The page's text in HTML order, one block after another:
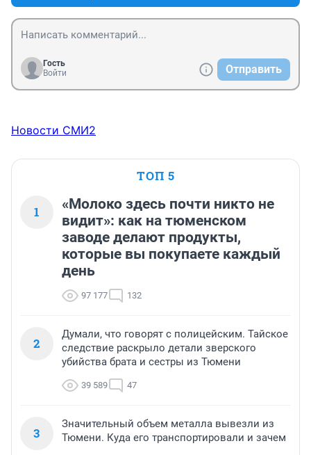
Гость
Войти
Отправить
Новости СМИ2
ТОП 5
1
«Молоко здесь почти никто не
видит»: как на тюменском
заводе делают продукты,
которые вы покупаете каждый
день
97 177 132
2
Думали, что говорят с полицейским. Тайское
следствие раскрыло детали зверского
убийства брата и сестры из Тюмени
39 589 47
3
Значительный объем металла вывезли из
Тюмени. Куда его транспортировали и зачем